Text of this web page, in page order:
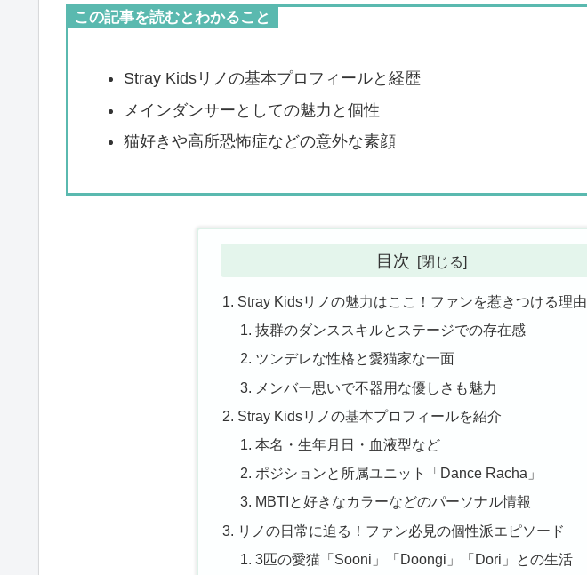
この記事を読むとわかること
Stray Kidsリノの基本プロフィールと経歴
メインダンサーとしての魅力と個性
猫好きや高所恐怖症などの意外な素顔
目次
Stray Kidsリノの魅力はここ！ファンを惹きつける理由
抜群のダンススキルとステージでの存在感
ツンデレな性格と愛猫家な一面
メンバー思いで不器用な優しさも魅力
Stray Kidsリノの基本プロフィールを紹介
本名・生年月日・血液型など
ポジションと所属ユニット「Dance Racha」
MBTIと好きなカラーなどのパーソナル情報
リノの日常に迫る！ファン必見の個性派エピソード
3匹の愛猫「Sooni」「Doongi」「Dori」との生活